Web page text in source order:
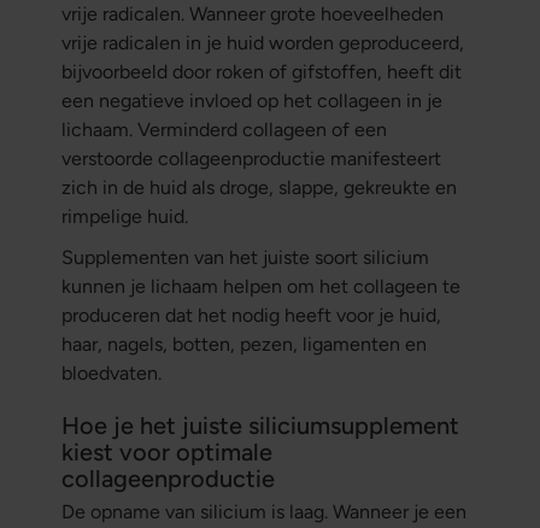
vrije radicalen. Wanneer grote hoeveelheden
vrije radicalen in je huid worden geproduceerd,
bijvoorbeeld door roken of gifstoffen, heeft dit
een negatieve invloed op het collageen in je
lichaam. Verminderd collageen of een
verstoorde collageenproductie manifesteert
zich in de huid als droge, slappe, gekreukte en
rimpelige huid.
Supplementen van het juiste soort silicium
kunnen je lichaam helpen om het collageen te
produceren dat het nodig heeft voor je huid,
haar, nagels, botten, pezen, ligamenten en
bloedvaten.
Hoe je het juiste siliciumsupplement
kiest voor optimale
collageenproductie
De opname van silicium is laag. Wanneer je een